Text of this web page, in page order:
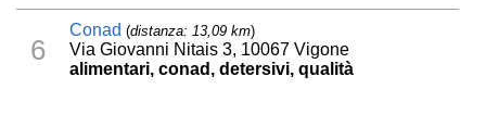
6
Conad (distanza: 13,09 km)
Via Giovanni Nitais 3, 10067 Vigone
alimentari, conad, detersivi, qualità